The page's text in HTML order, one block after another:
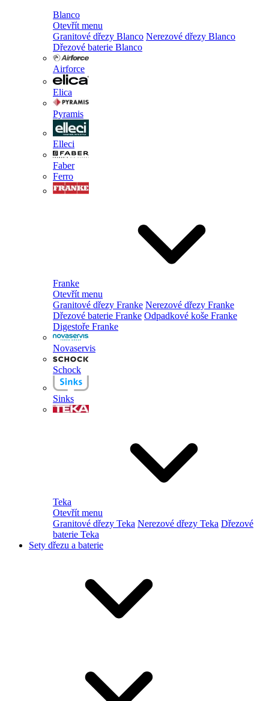
Blanco
Otevřít menu
Granitové dřezy Blanco Nerezové dřezy Blanco
Dřezové baterie Blanco
Airforce
Elica
Pyramis
Elleci
Faber
Ferro
Franke
Otevřít menu
Granitové dřezy Franke Nerezové dřezy Franke
Dřezové baterie Franke Odpadkové koše Franke
Digestoře Franke
Novaservis
Schock
Sinks
Teka
Otevřít menu
Granitové dřezy Teka Nerezové dřezy Teka Dřezové
baterie Teka
Sety dřezu a baterie